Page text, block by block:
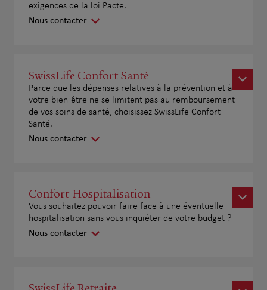
exigences de la loi Pacte.
Nous contacter
SwissLife Confort Santé
Parce que les dépenses relatives à la prévention et à
votre bien-être ne se limitent pas au remboursement
de vos soins de santé, choisissez SwissLife Confort
Santé.
Nous contacter
Confort Hospitalisation
Vous souhaitez pouvoir faire face à une éventuelle
hospitalisation sans vous inquiéter de votre budget ?
Nous contacter